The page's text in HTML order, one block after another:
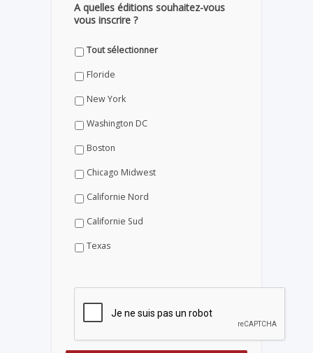
A quelles éditions souhaitez-vous
vous inscrire ?
Tout sélectionner
Floride
New York
Washington DC
Boston
Chicago Midwest
Californie Nord
Californie Sud
Texas